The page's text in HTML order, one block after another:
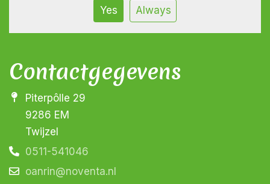
Yes Always
Contactgegevens
Piterpôlle 29
9286 EM
Twijzel
0511-541046
oanrin@noventa.nl